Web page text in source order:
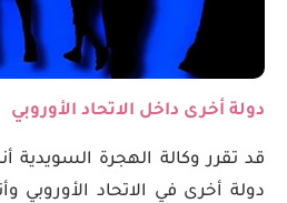
دولة أخرى داخل الاتحاد الأوروبي
قد تقرر وكالة الهجرة السويدية
دولة أخرى في الاتحاد الأوروبي